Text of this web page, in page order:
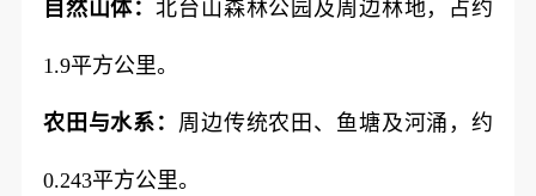
自然山体：北台山森林公园及周边林地，占约
1.9平方公里。
农田与水系： 周边传统农田、鱼塘及河涌，约
0.243平方公里。